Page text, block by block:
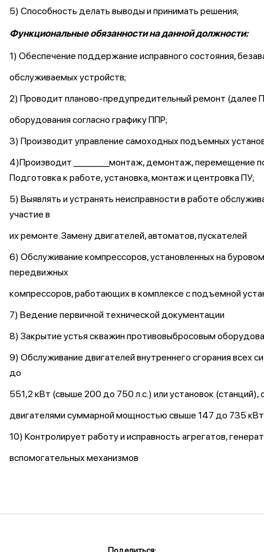
5) Способность делать выводы и принимать решения;
Функциональные обязанности на данной должности:
1) Обеспечение поддержание исправного состояния,
обслуживаемых устройств;
2) Проводит планово-предупредительный ремонт (далее
оборудования согласно графику ППР;
3) Производит управление самоходных подъемных
4)Производит __________монтаж, демонтаж, перемещение
Подготовка к работе, установка, монтаж и центровка ПУ;
5) Выявлять и устранять неисправности в работе
участие в
их ремонте. Замену двигателей, автоматов, пускателей
6) Обслуживание компрессоров, установленных на
передвижных
компрессоров, работающих в комплексе с подъемной
7) Ведение первичной технической документации
8) Закрытие устья скважин противовыбросовым
9) Обслуживание двигателей внутреннего сгорания всех
до
551,2 кВт (свыше 200 до 750 л.с.) или установок
двигателями суммарной мощностью свыше 147 до 735
10) Контролирует работу и исправность агрегатов,
вспомогательных механизмов